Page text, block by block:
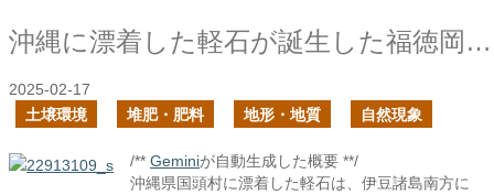
沖縄に漂着した軽石が誕生した福徳岡ノ場は何処にある？
2025-02-17
土壌環境
堆肥・肥料 地形・地質 自然現象
/** Geminiが自動生成した概要 **/
沖縄県国頭村に漂着した軽石は、伊豆諸島南方に